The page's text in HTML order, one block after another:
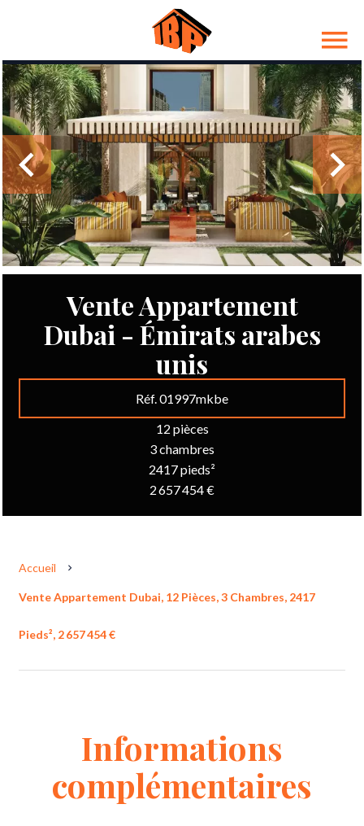
Vente Appartement
Dubai - Émirats arabes
unis
Réf. 01997mkbe
12 pièces
3 chambres
2417 pieds²
2 657 454 €
Accueil
Vente Appartement Dubai, 12 Pièces, 3 Chambres, 2417
Pieds², 2 657 454 €
Informations
complémentaires